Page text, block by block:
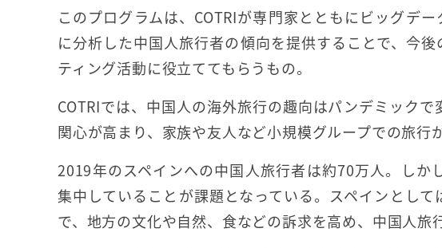
このプログラムは、COTRIが専門家とともにビッグデー
に分析した中国人旅行者の傾向を提供することで、今後
ティング活動に役立ててもらうもの。
COTRIでは、中国人の海外旅行の趣向はパンデミック
関心が高まり、家族や友人など小規模グループでの旅行
2019年のスペインへの中国人旅行者は約70万人。しか
集中していることが課題となっている。スペインとし
で、地方の文化や自然、食などの訴求を高め、中国人旅